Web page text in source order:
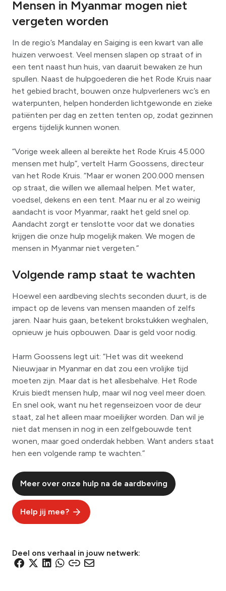
Mensen in Myanmar mogen niet
vergeten worden
In de regio’s Mandalay en Saiging is een kwart van alle
huizen verwoest. Veel mensen slapen op straat of in
een tent naast hun huis, van daaruit bewaken ze hun
spullen. Naast de hulpgoederen die het Rode Kruis naar
het gebied bracht, bouwen onze hulpverleners wc’s en
waterpunten, helpen honderden lichtgewonde en zieke
patiënten per dag en zetten tenten op, zodat gezinnen
ergens tijdelijk kunnen wonen.
“Vorige week alleen al bereikte het Rode Kruis 45.000
mensen met hulp”, vertelt Harm Goossens, directeur
van het Rode Kruis. “Maar er wonen 200.000 mensen
op straat, die willen we allemaal helpen. Met water,
voedsel, dekens en een tent. Maar nu er al zo weinig
aandacht is voor Myanmar, raakt het geld snel op.
Aandacht zorgt er tenslotte voor dat we donaties
krijgen die onze hulp mogelijk maken. We mogen de
mensen in Myanmar niet vergeten.”
Volgende ramp staat te wachten
Hoewel een aardbeving slechts seconden duurt, is de
impact op de levens van mensen maanden of zelfs
jaren. Naar huis gaan, betekent brokstukken weghalen,
opnieuw je huis opbouwen. Daar is geld voor nodig.
Harm Goossens legt uit: “Het was dit weekend
Nieuwjaar in Myanmar en dat zou een vrolijke tijd
moeten zijn. Maar dat is het allesbehalve. Het Rode
Kruis biedt mensen hulp, maar wil nog veel meer doen.
En snel ook, want nu het regenseizoen voor de deur
staat, zal het alleen maar moeilijker worden. Dan wil je
niet dat mensen in nog in een zelfgebouwde tent
wonen, maar goed onderdak hebben. Want anders staat
hen een volgende ramp te wachten.”
Meer over onze hulp na de aardbeving
Help jij mee?
Deel ons verhaal in jouw netwerk:
D
D
D
D
D